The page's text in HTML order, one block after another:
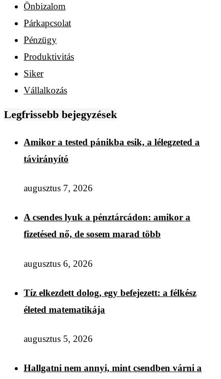
Önbizalom
Párkapcsolat
Pénzügy
Produktivitás
Siker
Vállalkozás
Legfrissebb bejegyzések
Amikor a tested pánikba esik, a lélegzeted a
távirányító
augusztus 7, 2026
A csendes lyuk a pénztárcádon: amikor a
fizetésed nő, de sosem marad több
augusztus 6, 2026
Tíz elkezdett dolog, egy befejezett: a félkész
életed matematikája
augusztus 5, 2026
Hallgatni nem annyi, mint csendben várni a